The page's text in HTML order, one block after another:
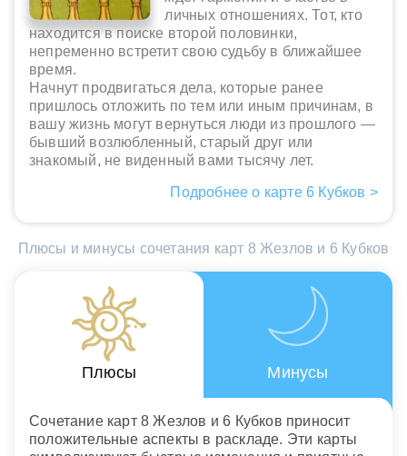
личных отношениях. Тот, кто
находится в поиске второй половинки,
непременно встретит свою судьбу в ближайшее
время.
Начнут продвигаться дела, которые ранее
пришлось отложить по тем или иным причинам, в
вашу жизнь могут вернуться люди из прошлого —
бывший возлюбленный, старый друг или
знакомый, не виденный вами тысячу лет.
Подробнее о карте 6 Кубков >
Плюсы и минусы сочетания карт 8 Жезлов и 6 Кубков
Плюсы Минусы
Сочетание карт 8 Жезлов и 6 Кубков приносит
положительные аспекты в раскладе. Эти карты